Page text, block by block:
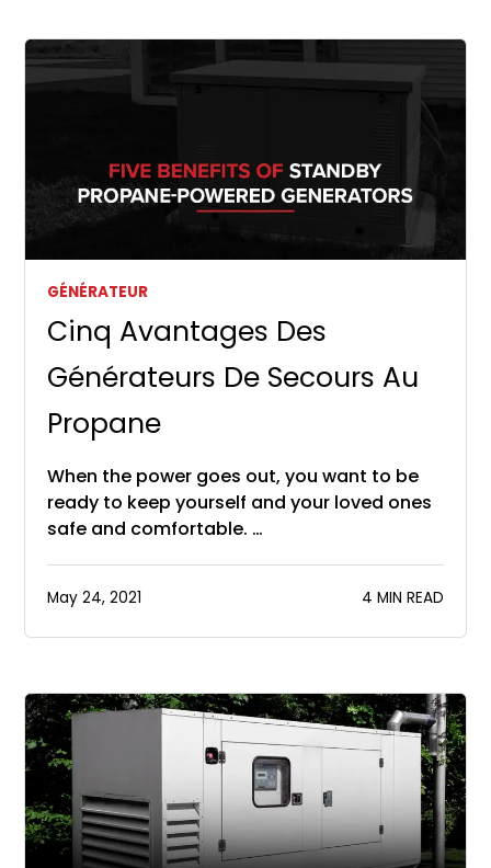
GÉNÉRATEUR
Cinq Avantages Des
Générateurs De Secours Au
Propane
When the power goes out, you want to be
ready to keep yourself and your loved ones
safe and comfortable. …
May 24, 2021 4 MIN READ